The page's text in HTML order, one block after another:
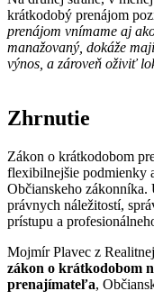
krátkodobý prenájom
prenájom vnímame aj
manažovaný, dokáže
výnos, a zároveň oživiť
Zhrnutie
Zákon o krátkodobom
flexibilnejšie podmienky
Občianskeho zákonníka.
právnych náležitostí,
prístupu a
Mojmír Plavec z
zákon o krátkodobom
prenajímateľa,